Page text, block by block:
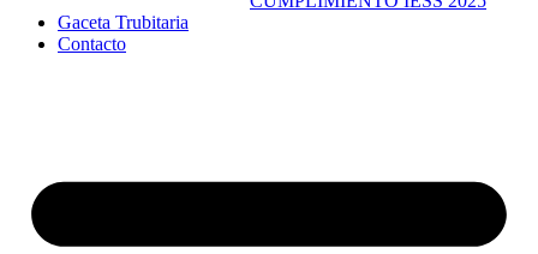
Gaceta Trubitaria
Contacto